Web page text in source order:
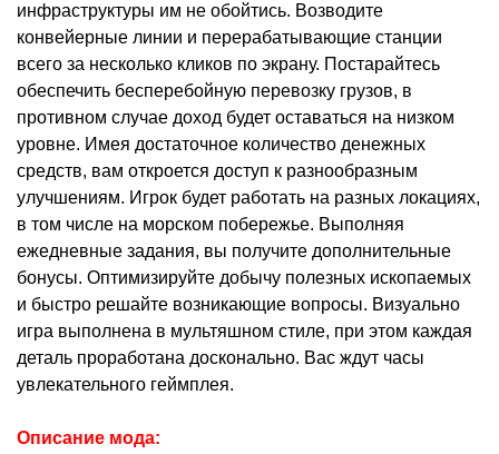
инфраструктуры им не обойтись. Возводите
конвейерные линии и перерабатывающие станции
всего за несколько кликов по экрану. Постарайтесь
обеспечить бесперебойную перевозку грузов, в
противном случае доход будет оставаться на низком
уровне. Имея достаточное количество денежных
средств, вам откроется доступ к разнообразным
улучшениям. Игрок будет работать на разных локациях,
в том числе на морском побережье. Выполняя
ежедневные задания, вы получите дополнительные
бонусы. Оптимизируйте добычу полезных ископаемых
и быстро решайте возникающие вопросы. Визуально
игра выполнена в мультяшном стиле, при этом каждая
деталь проработана досконально. Вас ждут часы
увлекательного геймплея.
Описание мода: